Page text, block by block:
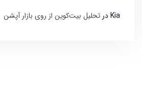
Kiaدر تحلیل بیت‌کوین از روی بازار آپشن